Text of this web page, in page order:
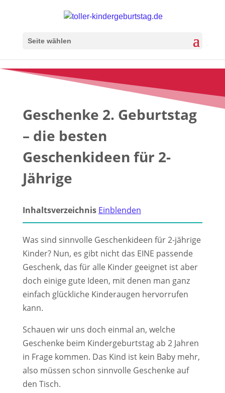
Seite wählen
Geschenke 2. Geburtstag
– die besten
Geschenkideen für 2-
Jährige
Inhaltsverzeichnis Einblenden
Was sind sinnvolle Geschenkideen für 2-jährige
Kinder? Nun, es gibt nicht das EINE passende
Geschenk, das für alle Kinder geeignet ist aber
doch einige gute Ideen, mit denen man ganz
einfach glückliche Kinderaugen hervorrufen
kann.
Schauen wir uns doch einmal an, welche
Geschenke beim Kindergeburtstag ab 2 Jahren
in Frage kommen. Das Kind ist kein Baby mehr,
also müssen schon sinnvolle Geschenke auf
den Tisch.